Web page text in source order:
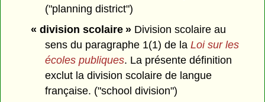
("planning district")
« division scolaire »Division scolaire au
sens du paragraphe 1(1) de laLoi sur les
écoles publiques. La présente définition
exclut la division scolaire de langue
française. ("school division")